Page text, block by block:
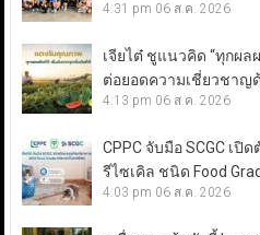
4:31 pm 06 ส.ค. 2026
เจียไต๋ ชูแนวคิด “ทุกผ
ต่อยอดความเชี่ยวชาญ
4:13 pm 06 ส.ค. 2026
CPPC จับมือ SCGC เ
รีไซเคิล ชนิด Food
4:03 pm 06 ส.ค. 2026